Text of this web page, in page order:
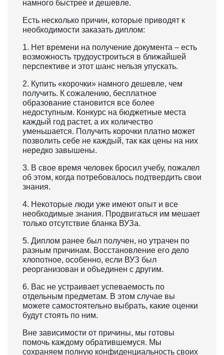
намного быстрее и дешевле.
Есть несколько причин, которые приводят к
необходимости заказать диплом:
1. Нет времени на получение документа – есть
возможность трудоустроиться в ближайшей
перспективе и этот шанс нельзя упускать.
2. Купить «корочки» намного дешевле, чем
получить. К сожалению, бесплатное
образование становится все более
недоступным. Конкурс на бюджетные места
каждый год растет, а их количество
уменьшается. Получить корочки платно может
позволить себе не каждый, так как цены на них
нередко завышены.
3. В свое время человек бросил учебу, пожалел
об этом, когда потребовалось подтвердить свои
знания.
4. Некоторые люди уже имеют опыт и все
необходимые знания. Продвигаться им мешает
только отсутствие бланка ВУЗа.
5. Диплом ранее был получен, но утрачен по
разным причинам. Восстановление его дело
хлопотное, особенно, если ВУЗ был
реорганизован и объединен с другим.
6. Вас не устраивает успеваемость по
отдельным предметам. В этом случае вы
можете самостоятельно выбрать, какие оценки
будут стоять по ним.
Вне зависимости от причины, мы готовы
помочь каждому обратившемуся. Мы
сохраняем полную конфиденциальность своих